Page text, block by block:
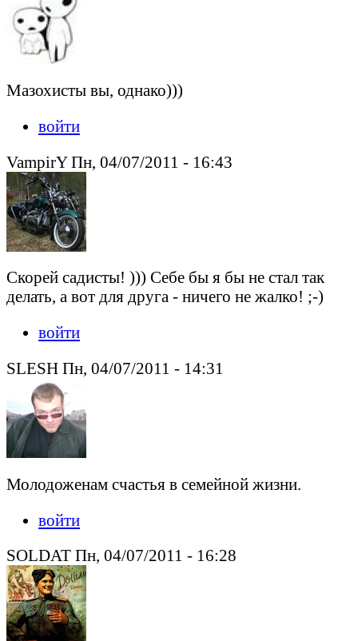
Мазохисты вы, однако)))
войти
VampirY Пн, 04/07/2011 - 16:43
Скорей садисты! ))) Себе бы я бы не стал так
делать, а вот для друга - ничего не жалко! ;-)
войти
SLESH Пн, 04/07/2011 - 14:31
Молодоженам счастья в семейной жизни.
войти
SOLDAT Пн, 04/07/2011 - 16:28